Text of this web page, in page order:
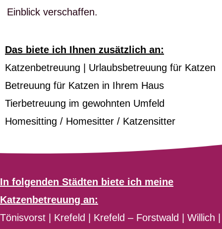
Einblick verschaffen.
Das biete ich Ihnen zusätzlich an:
Katzenbetreuung | Urlaubsbetreuung für Katzen
Betreuung für Katzen in Ihrem Haus
Tierbetreuung im gewohnten Umfeld
Homesitting / Homesitter / Katzensitter
In folgenden Städten biete ich meine
Katzenbetreuung an:
Tönisvorst | Krefeld | Krefeld – Forstwald | Willich |